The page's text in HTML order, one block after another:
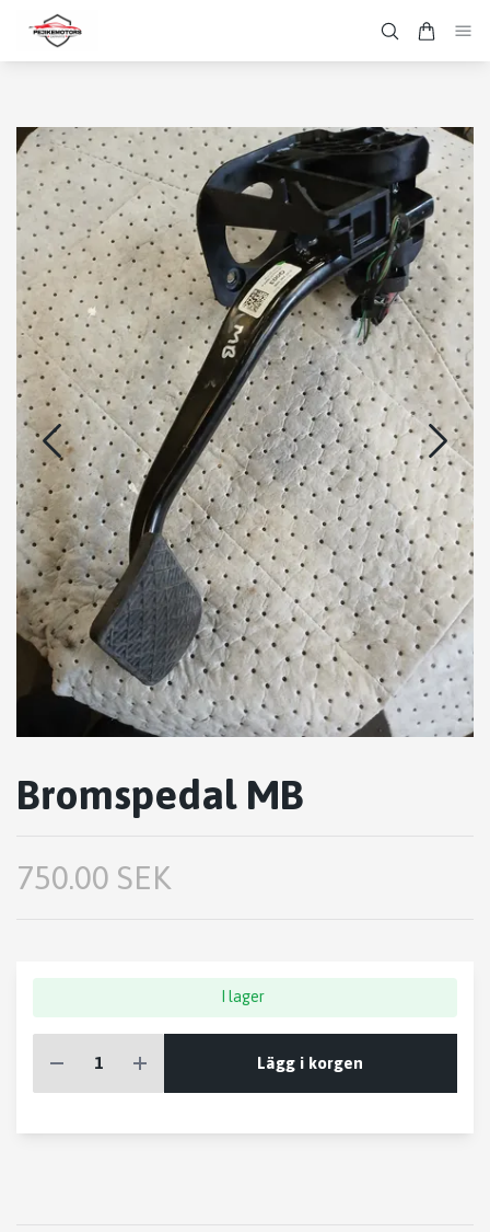
Bromspedal MB
750.00 SEK
I lager
Lägg i korgen